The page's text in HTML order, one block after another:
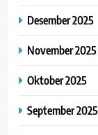
Desember 2025
November 2025
Oktober 2025
September 2025